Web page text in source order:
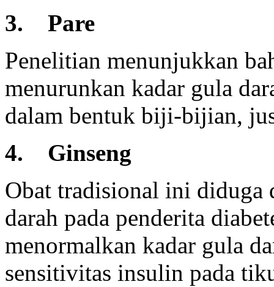
3. Pare
Penelitian menunjukkan
menurunkan kadar gula
dalam bentuk biji-bijian,
4. Ginseng
Obat tradisional ini diduga
darah pada penderita
menormalkan kadar gula
sensitivitas insulin pada